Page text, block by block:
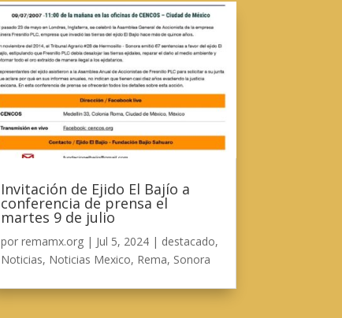
Invitación de Ejido El Bajío a
conferencia de prensa el
martes 9 de julio
por remamx.org| Jul 5, 2024| destacado,
Noticias, Noticias Mexico, Rema, Sonora